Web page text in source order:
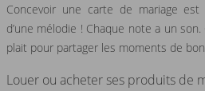
Concevoir une carte de mariage
d’une mélodie ! Chaque note a un
plait pour partager les moments de
Louer ou acheter ses produits de